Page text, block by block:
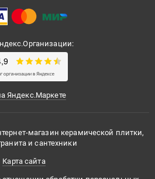
Яндекс.Маркете
магазин керамической плитки,
и сантехники
Карта сайта